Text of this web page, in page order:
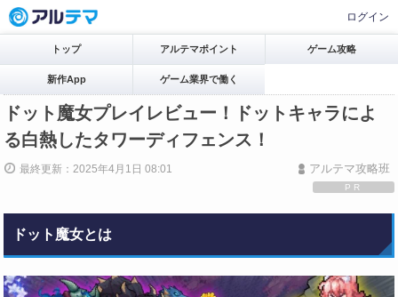
ログイン
トップ アルテマポイント ゲーム攻略
新作App ゲーム業界で働く
ドット魔女プレイレビュー！ドットキャラによ
る白熱したタワーディフェンス！
アルテマ攻略班
最終更新：2025年4月1日 08:01
PR
ドット魔女とは